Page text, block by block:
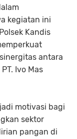
kegiatan ini
Kandis
antara
Ivo Mas
motivasi bagi
sektor
pangan di